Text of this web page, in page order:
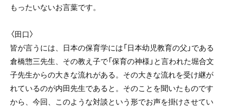
もったいないお言葉です。
〈田口〉
皆が言うには、日本の保育学には「日本幼児教育の父」である
倉橋惣三先生、その教え子で「保育の神様」と言われた堀合文
子先生からの大きな流れがある。その大きな流れを受け継が
れているのが内田先生であると。そのことを聞いたものです
から、今回、このような対談という形でお声を掛けさせてい